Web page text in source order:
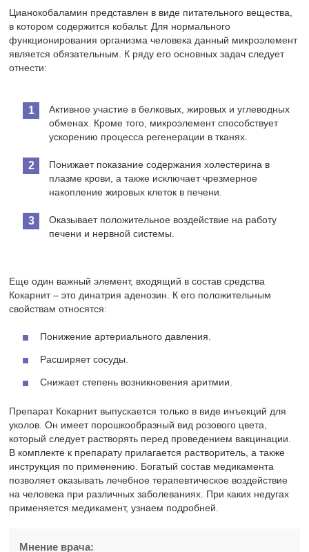
Цианокобаламин представлен в виде питательного вещества,
в котором содержится кобальт. Для нормального
функционирования организма человека данный микроэлемент
является обязательным. К ряду его основных задач следует
отнести:
Активное участие в белковых, жировых и углеводных
обменах. Кроме того, микроэлемент способствует
ускорению процесса регенерации в тканях.
Понижает показание содержания холестерина в
плазме крови, а также исключает чрезмерное
накопление жировых клеток в печени.
Оказывает положительное воздействие на работу
печени и нервной системы.
Еще один важный элемент, входящий в состав средства
Кокарнит – это динатрия аденозин. К его положительным
свойствам относятся:
Понижение артериального давления.
Расширяет сосуды.
Снижает степень возникновения аритмии.
Препарат Кокарнит выпускается только в виде инъекций для
уколов. Он имеет порошкообразный вид розового цвета,
который следует растворять перед проведением вакцинации.
В комплекте к препарату прилагается растворитель, а также
инструкция по применению. Богатый состав медикамента
позволяет оказывать лечебное терапевтическое воздействие
на человека при различных заболеваниях. При каких недугах
применяется медикамент, узнаем подробней.
Мнение врача: